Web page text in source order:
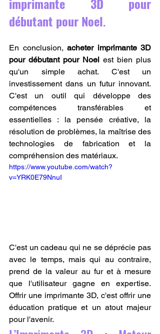
débutant pour Noel.
En conclusion, acheter imprimante 3D
pour débutant pour Noel est bien plus
qu'un simple achat. C'est un
investissement dans un futur innovant.
C'est un outil qui développe des
compétences transférables et
essentielles : la pensée créative, la
résolution de problèmes, la maîtrise des
technologies de fabrication et la
compréhension des matériaux.
https://www.youtube.com/watch?
v=YRK0E79NnuI
C'est un cadeau qui ne se déprécie pas
avec le temps, mais qui au contraire,
prend de la valeur au fur et à mesure
que l'utilisateur gagne en expertise.
Offrir une imprimante 3D, c'est offrir une
éducation pratique et un atout majeur
pour l'avenir.